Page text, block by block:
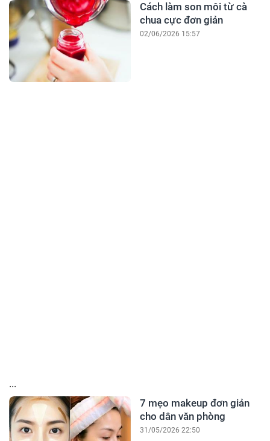
Cách làm son môi từ cà
chua cực đơn giản
02/06/2026 15:57
...
7 mẹo makeup đơn giản
cho dân văn phòng
31/05/2026 22:50